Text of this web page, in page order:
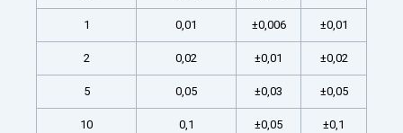
1 0,01 ±0,006 ±0,01
2 0,02 ±0,01 ±0,02
5 0,05 ±0,03 ±0,05
10 0,1 ±0,05 ±0,1